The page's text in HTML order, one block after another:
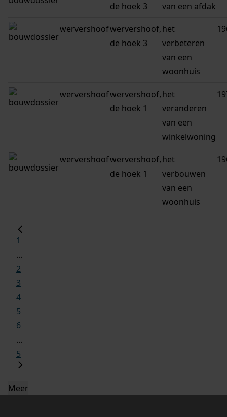
de hoek 3 van een afdak
wervershoofwervershoof,
de hoek 3
het
verbeteren
van een
woonhuis
wervershoofwervershoof,
de hoek 1
het
veranderen
van een
winkelwoning
wervershoofwervershoof,
de hoek 1
het
verbouwen
van een
woonhuis
1
...
2
3
4
5
6
...
5
Meer